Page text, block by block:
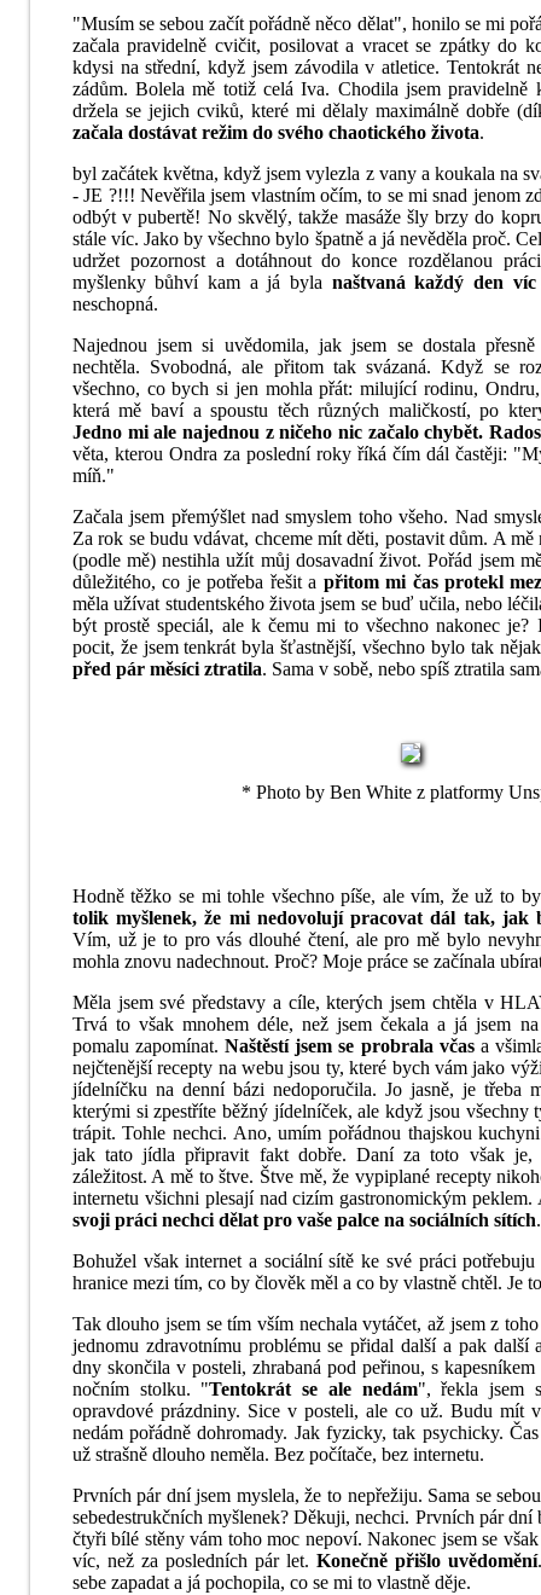
"Musím se sebou začít pořádně něco dělat", honilo se mi
začala pravidelně cvičit, posilovat a vracet se zpátky do
kdysi na střední, když jsem závodila v atletice. Tentokrát
zádům. Bolela mě totiž celá Iva. Chodila jsem pravidelně
držela se jejich cviků, které mi dělaly maximálně dobře
začala dostávat režim do svého chaotického života.
byl začátek května, když jsem vylezla z vany a koukala na
- JE ?!!! Nevěřila jsem vlastním očím, to se mi snad jenom
odbýt v pubertě! No skvělý, takže masáže šly brzy do
stále víc. Jako by všechno bylo špatně a já nevěděla proč.
udržet pozornost a dotáhnout do konce rozdělanou
myšlenky bůhví kam a já byla naštvaná každý den
neschopná.
Najednou jsem si uvědomila, jak jsem se dostala
nechtěla. Svobodná, ale přitom tak svázaná. Když se
všechno, co bych si jen mohla přát: milující rodinu,
která mě baví a spoustu těch různých maličkostí, po
Jedno mi ale najednou z ničeho nic začalo chybět.
věta, kterou Ondra za poslední roky říká čím dál častěji:
míň."
Začala jsem přemýšlet nad smyslem toho všeho. Nad
Za rok se budu vdávat, chceme mít děti, postavit dům. A
(podle mě) nestihla užít můj dosavadní život. Pořád jsem
důležitého, co je potřeba řešit a přitom mi čas protekl
měla užívat studentského života jsem se buď učila, nebo
být prostě speciál, ale k čemu mi to všechno nakonec je?
pocit, že jsem tenkrát byla šťastnější, všechno bylo tak
před pár měsíci ztratila. Sama v sobě, nebo spíš ztratila
* Photo by Ben White z platformy
Hodně těžko se mi tohle všechno píše, ale vím, že už to
tolik myšlenek, že mi nedovolují pracovat dál tak, jak
Vím, už je to pro vás dlouhé čtení, ale pro mě bylo
mohla znovu nadechnout. Proč? Moje práce se začínala
Měla jsem své představy a cíle, kterých jsem chtěla v
Trvá to však mnohem déle, než jsem čekala a já jsem
pomalu zapomínat.Naštěstí jsem se probrala včasa
nejčtenější recepty na webu jsou ty, které bych vám jako
jídelníčku na denní bázi nedoporučila. Jo jasně, je třeba
kterými si zpestříte běžný jídelníček, ale když jsou všechny
trápit. Tohle nechci. Ano, umím pořádnou thajskou
jak tato jídla připravit fakt dobře. Daní za toto však je,
záležitost. A mě to štve. Štve mě, že vypiplané recepty
internetu všichni plesají nad cizím gastronomickým
svoji práci nechci dělat pro vaše palce na sociálních sítích.
Bohužel však internet a sociální sítě ke své práci
hranice mezi tím, co by člověk měl a co by vlastně chtěl. Je
Tak dlouho jsem se tím vším nechala vytáčet, až jsem z
jednomu zdravotnímu problému se přidal další a pak další
dny skončila v posteli, zhrabaná pod peřinou, s
nočním stolku. "Tentokrát se ale nedám", řekla jsem
opravdové prázdniny. Sice v posteli, ale co už. Budu mít
nedám pořádně dohromady. Jak fyzicky, tak psychicky.
už strašně dlouho neměla. Bez počítače, bez internetu.
Prvních pár dní jsem myslela, že to nepřežiju. Sama se
sebedestrukčních myšlenek? Děkuji, nechci. Prvních pár
čtyři bílé stěny vám toho moc nepoví. Nakonec jsem se
víc, než za posledních pár let.Konečně přišlo uvědomění
sebe zapadat a já pochopila, co se mi to vlastně děje.